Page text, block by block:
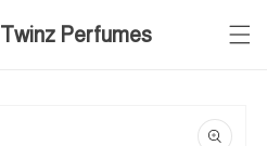
للمحتوى
Twinz Perfumes
لمعلومات